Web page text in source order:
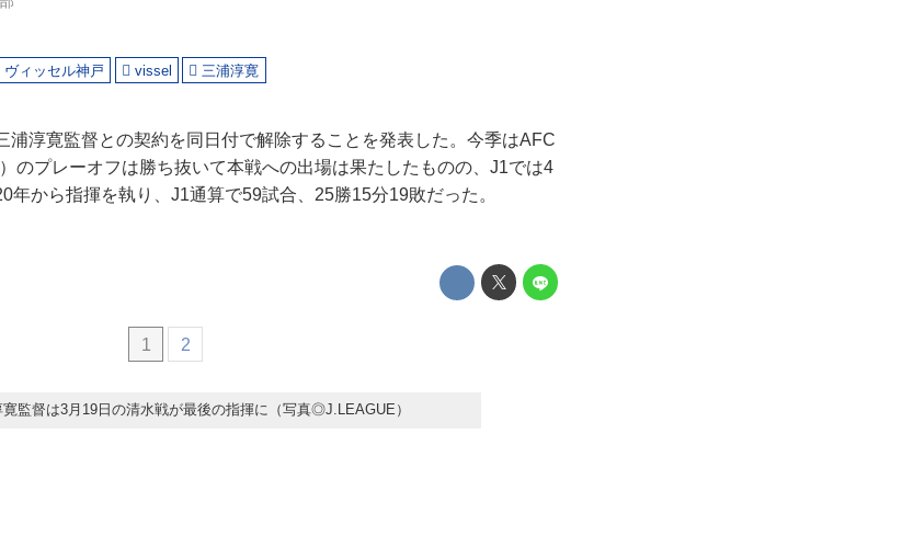
ヴィッセル神戸 vissel 三浦淳寛
浦淳寛監督との契約を同日付で解除することを発表した。今季はAFC
のプレーオフは勝ち抜いて本戦への出場は果たしたものの、J1では4
年から指揮を執り、J1通算で59試合、25勝15分19敗だった。
1 2
監督は3月19日の清水戦が最後の指揮に（写真◎J.LEAGUE）